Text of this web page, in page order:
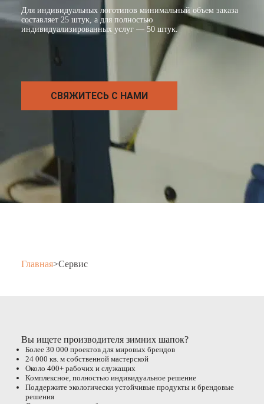
Для индивидуальных логотипов минимальный объем заказа
составляет 25 штук, а для полностью
индивидуализированных услуг — 50 штук.
СВЯЖИТЕСЬ С НАМИ
Главная>Сервис
Вы ищете производителя зимних шапок?
Более 30 000 проектов для мировых брендов
24 000 кв. м собственной мастерской
Около 400+ рабочих и служащих
Комплексное, полностью индивидуальное решение
Поддержите экологически устойчивые продукты и брендовые
решения